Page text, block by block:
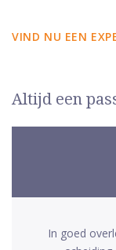
VIND NU EEN
Altijd een
In goed